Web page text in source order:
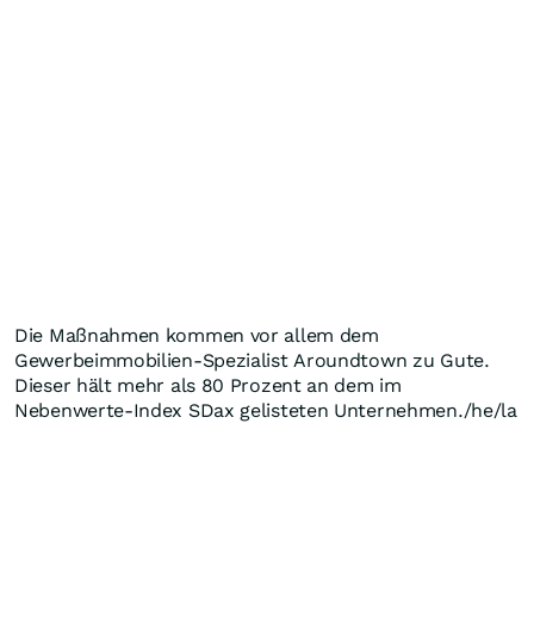
Die Maßnahmen kommen vor allem dem
Gewerbeimmobilien-Spezialist Aroundtown zu Gute.
Dieser hält mehr als 80 Prozent an dem im
Nebenwerte-Index SDax gelisteten Unternehmen./he/la